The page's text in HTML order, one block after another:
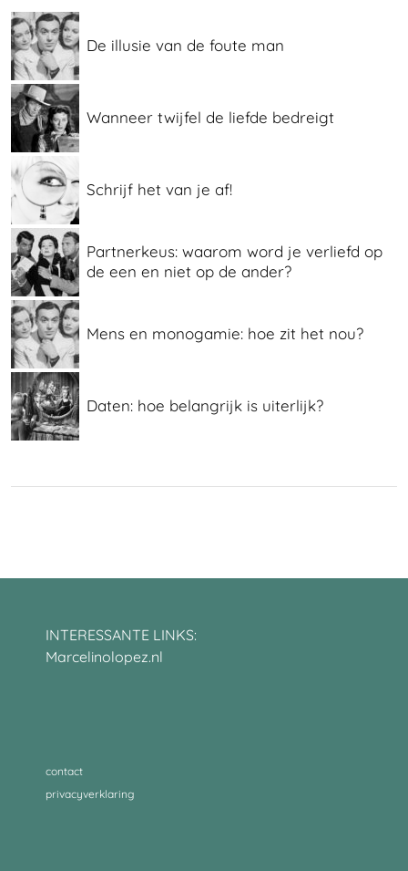
De illusie van de foute man
Wanneer twijfel de liefde bedreigt
Schrijf het van je af!
Partnerkeus: waarom word je verliefd op
de een en niet op de ander?
Mens en monogamie: hoe zit het nou?
Daten: hoe belangrijk is uiterlijk?
INTERESSANTE LINKS:
Marcelinolopez.nl
contact
privacyverklaring